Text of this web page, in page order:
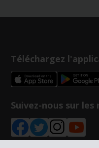
Téléchargez
Suivez-nous sur les